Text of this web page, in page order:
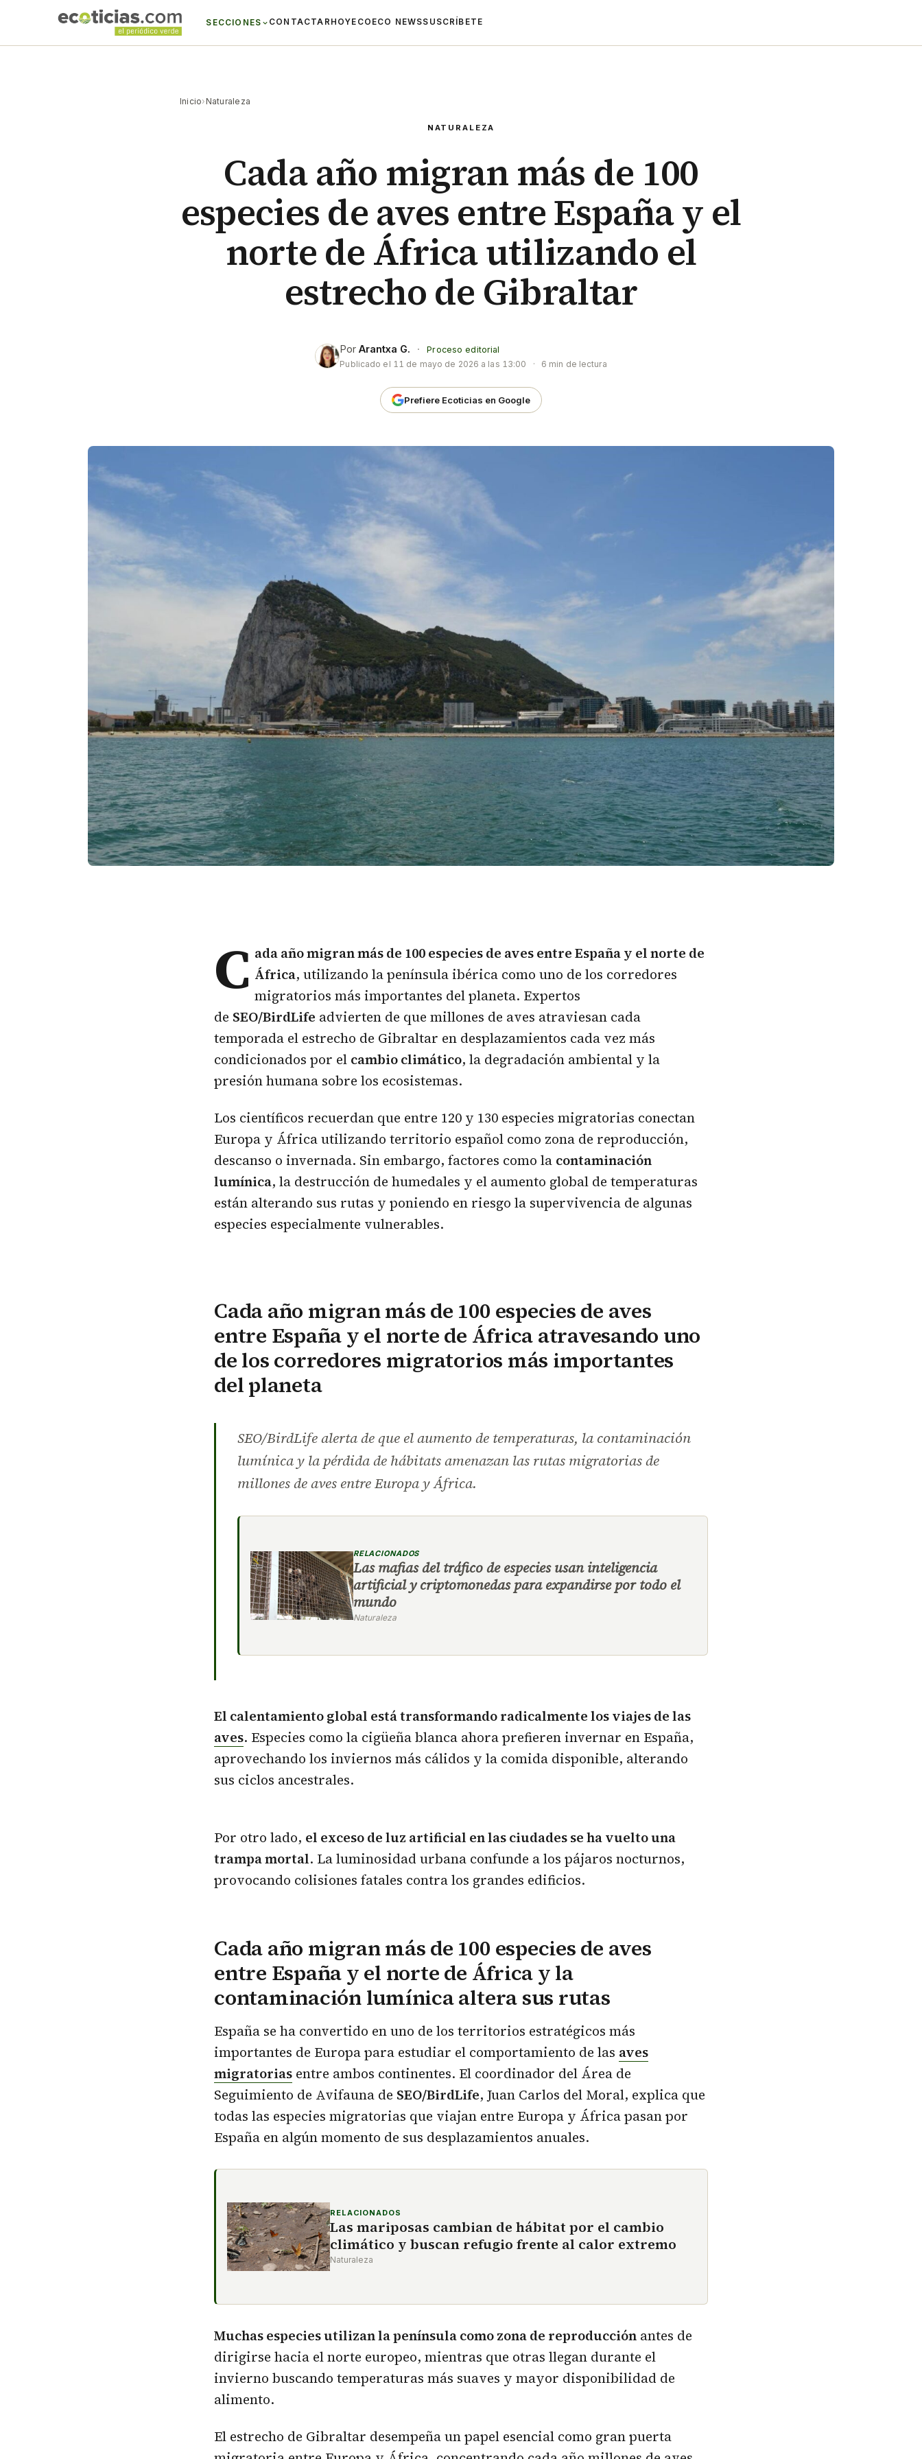
SECCIONES CONTACTAR HOYECO ECO NEWSSUSCRÍBETE
Inicio› Naturaleza
NATURALEZA
Cada año migran más de 100
especies de aves entre España y el
norte de África utilizando el
estrecho de Gibraltar
PorArantxa G. ·
Proceso editorial
Publicado el 11 de mayo de 2026 a las 13:00 · 6 min de lectura
Prefiere Ecoticias en Google
C ada año migran más de 100 especies de avesentre España y el norte de
África, utilizando la península ibérica como uno de los corredores
migratorios más importantes del planeta. Expertos
de SEO/BirdLife advierten de que millones de aves atraviesan cada
temporada el estrecho de Gibraltar en desplazamientos cada vez más
condicionados por el cambio climático, la degradación ambiental y la
presión humana sobre los ecosistemas.
Los científicos recuerdan que entre 120 y 130 especies migratorias conectan
Europa y África utilizando territorio español como zona de reproducción,
descanso o invernada. Sin embargo, factores como la contaminación
lumínica, la destrucción de humedales y el aumento global de temperaturas
están alterando sus rutas y poniendo en riesgo la supervivencia de algunas
especies especialmente vulnerables.
Cada año migran más de 100 especies de aves
entre España y el norte de África atravesando uno
de los corredores migratorios más importantes
del planeta
SEO/BirdLife alerta de que el aumento de temperaturas, la contaminación
lumínica y la pérdida de hábitats amenazan las rutas migratorias de
millones de aves entre Europa y África.
RELACIONADOS
Las mafias del tráfico de especies usan inteligencia
artificial y criptomonedas para expandirse por todo el
mundo
Naturaleza
El calentamiento global está transformando radicalmente los viajes de las
aves. Especies como la cigüeña blanca ahora prefieren invernar en España,
aprovechando los inviernos más cálidos y la comida disponible, alterando
sus ciclos ancestrales.
Por otro lado, el exceso de luz artificial en las ciudades se ha vuelto una
trampa mortal. La luminosidad urbana confunde a los pájaros nocturnos,
provocando colisiones fatales contra los grandes edificios.
Cada año migran más de 100 especies de aves
entre España y el norte de África y la
contaminación lumínica altera sus rutas
España se ha convertido en uno de los territorios estratégicos más
importantes de Europa para estudiar el comportamiento de las aves
migratorias entre ambos continentes. El coordinador del Área de
Seguimiento de Avifauna de SEO/BirdLife, Juan Carlos del Moral, explica que
todas las especies migratorias que viajan entre Europa y África pasan por
España en algún momento de sus desplazamientos anuales.
RELACIONADOS
Las mariposas cambian de hábitat por el cambio
climático y buscan refugio frente al calor extremo
Naturaleza
Muchas especies utilizan la península como zona de reproducción antes de
dirigirse hacia el norte europeo, mientras que otras llegan durante el
invierno buscando temperaturas más suaves y mayor disponibilidad de
alimento.
El estrecho de Gibraltar desempeña un papel esencial como gran puerta